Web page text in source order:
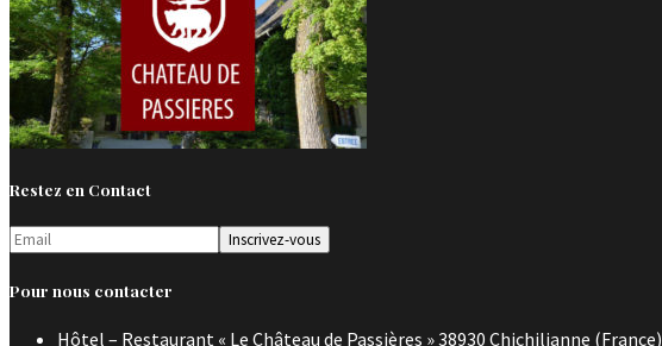
Restez en Contact
Pour nous contacter
Hôtel – Restaurant « Le Château de Passières » 38930 Chichilianne (France)